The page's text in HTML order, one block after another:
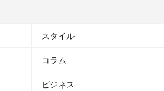
スタイル
コラム
ビジネス